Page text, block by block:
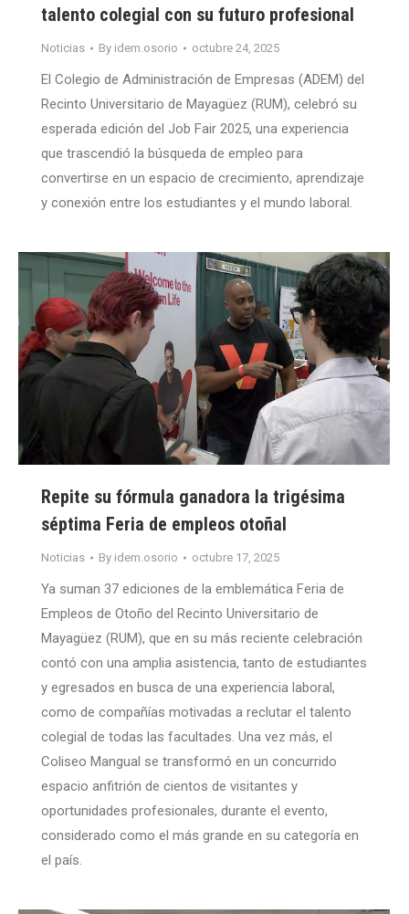
talento colegial con su futuro profesional
Noticias By idem.osorio octubre 24, 2025
El Colegio de Administración de Empresas (ADEM) del
Recinto Universitario de Mayagüez (RUM), celebró su
esperada edición del Job Fair 2025, una experiencia
que trascendió la búsqueda de empleo para
convertirse en un espacio de crecimiento, aprendizaje
y conexión entre los estudiantes y el mundo laboral.
Repite su fórmula ganadora la trigésima
séptima Feria de empleos otoñal
Noticias By idem.osorio octubre 17, 2025
Ya suman 37 ediciones de la emblemática Feria de
Empleos de Otoño del Recinto Universitario de
Mayagüez (RUM), que en su más reciente celebración
contó con una amplia asistencia, tanto de estudiantes
y egresados en busca de una experiencia laboral,
como de compañías motivadas a reclutar el talento
colegial de todas las facultades. Una vez más, el
Coliseo Mangual se transformó en un concurrido
espacio anfitrión de cientos de visitantes y
oportunidades profesionales, durante el evento,
considerado como el más grande en su categoría en
el país.